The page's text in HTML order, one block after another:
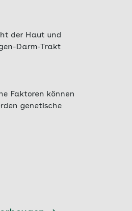
der Haut und
Darm-Trakt
Faktoren können
genetische